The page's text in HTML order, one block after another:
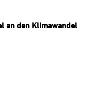
an den Klimawandel